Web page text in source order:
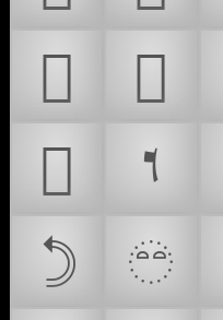
𜺤
𜺧
𜺯
𝇣
𝦏
𝨙